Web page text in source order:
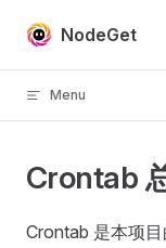
Skip to content
NodeGet
Menu
Crontab
Crontab 是本项